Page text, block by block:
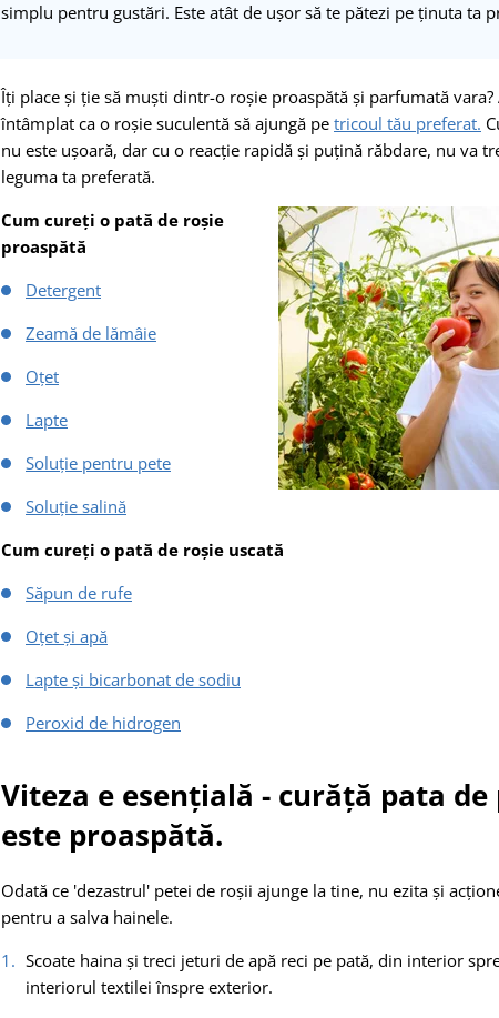
simplu pentru gustări. Este atât de ușor să te pătezi pe ținuta ta
Îți place și ție să muști dintr-o roșie proaspătă și parfumată
întâmplat ca o roșie suculentă să ajungă pe tricoul tău preferat.
nu este ușoară, dar cu o reacție rapidă și puțină răbdare, nu va
leguma ta preferată.
Cum cureți o pată de roșie
proaspătă
Detergent
Zeamă de lămâie
Oțet
Lapte
Soluție pentru pete
Soluție salină
Cum cureți o pată de roșie uscată
Săpun de rufe
Oțet și apă
Lapte și bicarbonat de sodiu
Peroxid de hidrogen
Viteza e esențială - curăță pata
este proaspătă.
Odată ce 'dezastrul' petei de roșii ajunge la tine, nu ezita și
pentru a salva hainele.
Scoate haina și treci jeturi de apă reci pe pată, din interior
interiorul textilei înspre exterior.